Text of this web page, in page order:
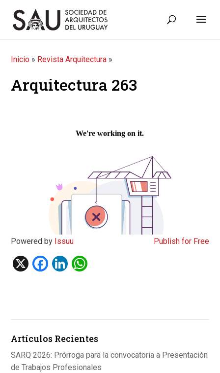
Inicio » Revista Arquitectura »
Arquitectura 263
Powered by Issuu Publish for Free
X
F
o
k
Li
p
p
Artículos Recientes
SARQ 2026: Prórroga para la convocatoria a Presentación
de Trabajos Profesionales